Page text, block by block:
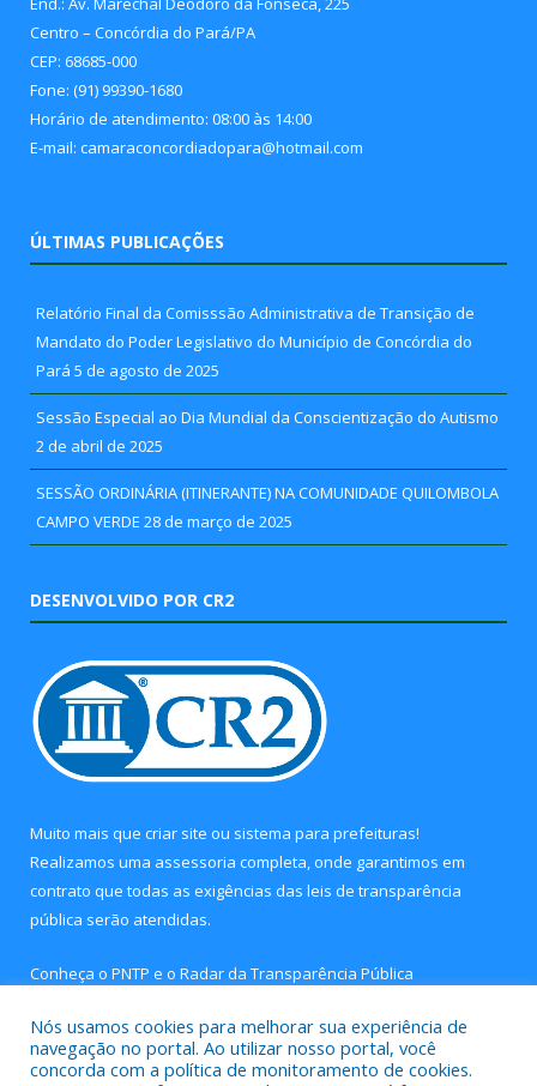
Centro – Concórdia do Pará/PA
CEP: 68685-000
Fone: (91) 99390-1680
Horário de atendimento: 08:00 às 14:00
E-mail: camaraconcordiadopara@hotmail.com
ÚLTIMAS PUBLICAÇÕES
Relatório Final da Comisssão Administrativa de Transição de
Mandato do Poder Legislativo do Município de Concórdia do
Pará 5 de agosto de 2025
Sessão Especial ao Dia Mundial da Conscientização do Autismo
2 de abril de 2025
SESSÃO ORDINÁRIA (ITINERANTE) NA COMUNIDADE QUILOMBOLA
CAMPO VERDE 28 de março de 2025
DESENVOLVIDO POR CR2
Muito mais que criar site ou sistema para prefeituras!
Realizamos uma assessoria completa, onde garantimos em
contrato que todas as exigências das leis de transparência
pública serão atendidas.
Conheça o PNTP e o Radar da Transparência Pública
Nós usamos cookies para melhorar sua experiência de
navegação no portal. Ao utilizar nosso portal, você
concorda com a política de monitoramento de cookies.